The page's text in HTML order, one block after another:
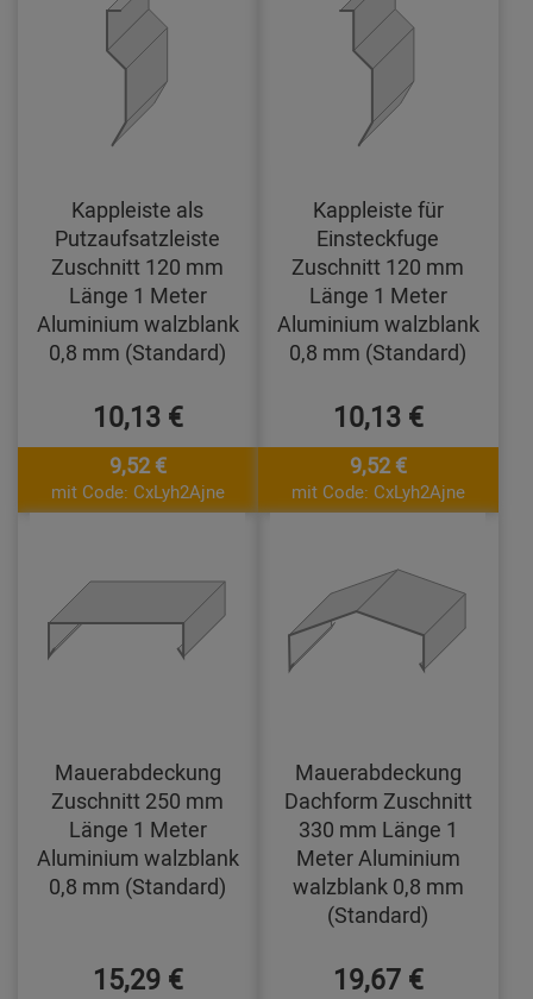
Kappleiste als
Putzaufsatzleiste
Zuschnitt 120 mm
Länge 1 Meter
Aluminium walzblank
0,8 mm (Standard)
10,13 €
9,52 €
mit Code: CxLyh2Ajne
Kappleiste für
Einsteckfuge
Zuschnitt 120 mm
Länge 1 Meter
Aluminium walzblank
0,8 mm (Standard)
10,13 €
9,52 €
mit Code: CxLyh2Ajne
Mauerabdeckung
Zuschnitt 250 mm
Länge 1 Meter
Aluminium walzblank
0,8 mm (Standard)
15,29 €
Mauerabdeckung
Dachform Zuschnitt
330 mm Länge 1
Meter Aluminium
walzblank 0,8 mm
(Standard)
19,67 €